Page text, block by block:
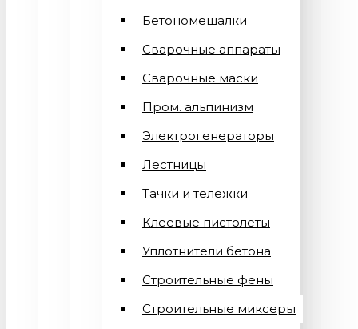
Бетономешалки
Сварочные аппараты
Cварочные маски
Пром. альпинизм
Электрогенераторы
Лестницы
Тачки и тележки
Клеевые пистолеты
Уплотнители бетона
Строительные фены
Строительные миксеры